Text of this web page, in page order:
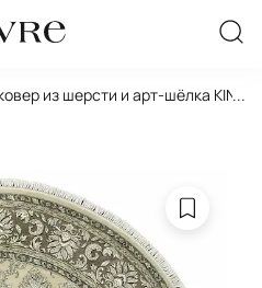
из шерсти и арт-шёлка KING...